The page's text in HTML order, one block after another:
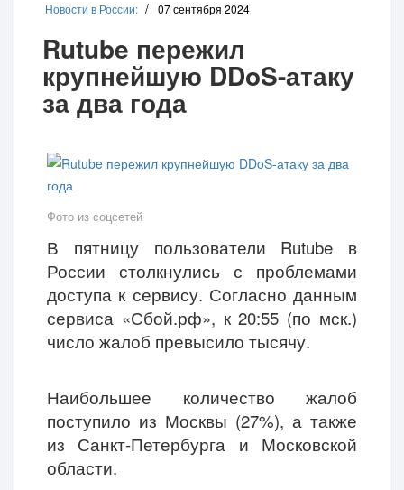
Новости в России: 07 сентября 2024
Rutube пережил
крупнейшую DDoS-атаку
за два года
Фото из соцсетей
В пятницу пользователи Rutube в
России столкнулись с проблемами
доступа к сервису. Согласно данным
сервиса «Сбой.рф», к 20:55 (по мск.)
число жалоб превысило тысячу.
Наибольшее количество жалоб
поступило из Москвы (27%), а также
из Санкт-Петербурга и Московской
области.